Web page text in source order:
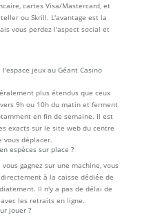
cartes Visa/Mastercard, et
ou Skrill. L'avantage est la
vous perdez l'aspect social et
jeux au Géant Casino
plus étendus que ceux
9h ou 10h du matin et ferment
en fin de semaine. Il est
exacts sur le site web du centre
vous déplacer.
espèces sur place ?
gagnez sur une machine, vous
à la caisse dédiée de
Il n'y a pas de délai de
les retraits en ligne.
jouer ?